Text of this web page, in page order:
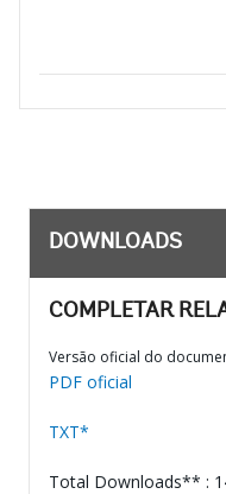
DOWNLOADS
COMPLETAR
Versão oficial do
PDF oficial
TXT*
Total Downloads** :